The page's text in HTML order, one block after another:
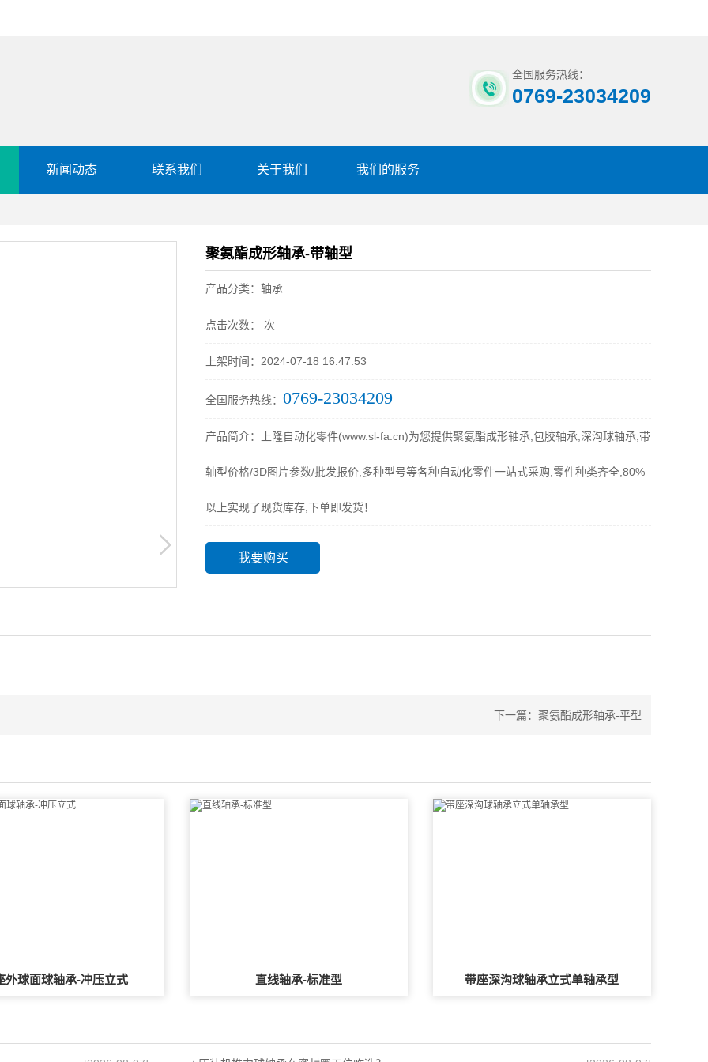
全国服务热线：
0769-23034209
新闻动态 联系我们 关于我们 我们的服务
聚氨酯成形轴承-带轴型
产品分类：轴承
点击次数： 次
上架时间：2024-07-18 16:47:53
全国服务热线： 0769-23034209
产品简介：上隆自动化零件(www.sl-fa.cn)为您提供聚氨酯成形轴承,包胶轴承,深沟球轴承,带
轴型价格/3D图片参数/批发报价,多种型号等各种自动化零件一站式采购,零件种类齐全,80%
以上实现了现货库存,下单即发货！
我要购买
下一篇： 聚氨酯成形轴承-平型
外球面球轴承-冲压立式 直线轴承-标准型 带座深沟球轴承立式单轴承型